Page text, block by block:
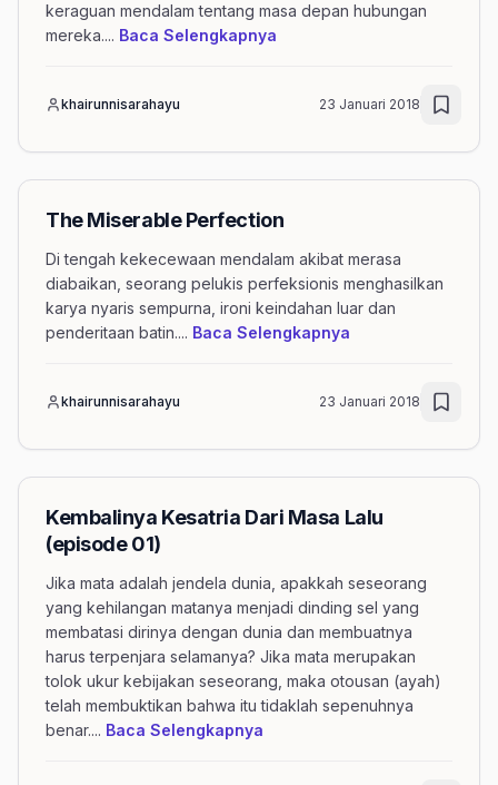
keraguan mendalam tentang masa depan hubungan
mereka.... Baca Selengkapnya
khairunnisarahayu 23 Januari 2018
The Miserable Perfection
Di tengah kekecewaan mendalam akibat merasa
diabaikan, seorang pelukis perfeksionis menghasilkan
karya nyaris sempurna, ironi keindahan luar dan
penderitaan batin.... Baca Selengkapnya
khairunnisarahayu 23 Januari 2018
Kembalinya Kesatria Dari Masa Lalu
(episode 01)
Jika mata adalah jendela dunia, apakkah seseorang
yang kehilangan matanya menjadi dinding sel yang
membatasi dirinya dengan dunia dan membuatnya
harus terpenjara selamanya? Jika mata merupakan
tolok ukur kebijakan seseorang, maka otousan (ayah)
telah membuktikan bahwa itu tidaklah sepenuhnya
benar.... Baca Selengkapnya